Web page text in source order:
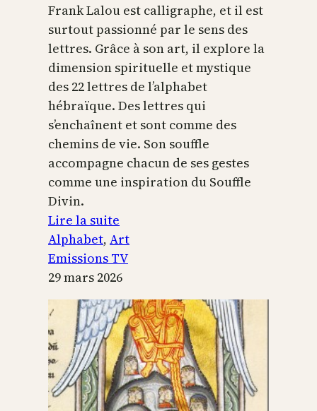
Frank Lalou est calligraphe, et il est
surtout passionné par le sens des
lettres. Grâce à son art, il explore la
dimension spirituelle et mystique
des 22 lettres de l’alphabet
hébraïque. Des lettres qui
s’enchaînent et sont comme des
chemins de vie. Son souffle
accompagne chacun de ses gestes
comme une inspiration du Souffle
Divin.
Lire la suite
L’alphabet
sacré
Alphabet, Art
Emissions TV
29 mars 2026